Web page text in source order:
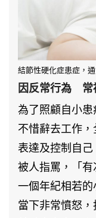
結節性硬化症患症，
因反常行為 常
為了照顧自小
不惜辭去工作
表達及控制自
被人指罵，「
一個年紀相若
當下非常憤怒